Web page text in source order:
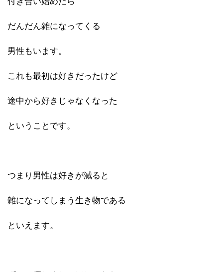
だんだん雑になってくる
男性もいます。
これも最初は好きだったけど
途中から好きじゃなくなった
ということです。
つまり男性は好きが減ると
雑になってしまう生き物である
といえます。